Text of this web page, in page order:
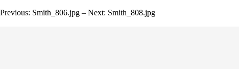
Previous: Smith_806.jpg – Next: Smith_808.jpg